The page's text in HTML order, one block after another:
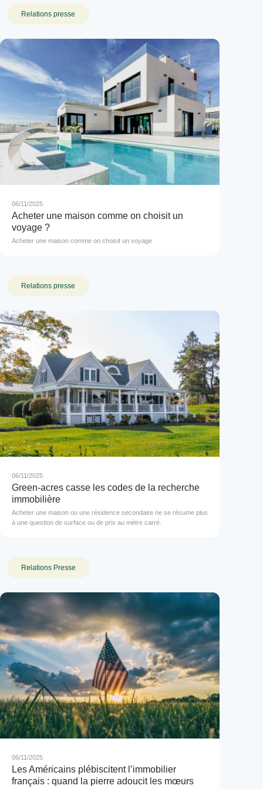
Relations presse
06/11/2025
Acheter une maison comme on choisit un
voyage ?
Acheter une maison comme on choisit un voyage
Relations presse
06/11/2025
Green-acres casse les codes de la recherche
immobilière
Acheter une maison ou une résidence secondaire ne se résume plus
à une question de surface ou de prix au mètre carré.
Relations Presse
06/11/2025
Les Américains plébiscitent l’immobilier
français : quand la pierre adoucit les mœurs